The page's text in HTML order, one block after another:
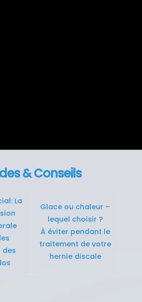
& Conseils
La
Glace ou chaleur –
lequel choisir ?
À éviter pendant le
traitement de votre
hernie discale